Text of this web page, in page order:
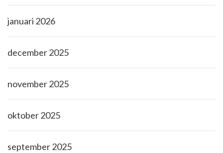
januari 2026
december 2025
november 2025
oktober 2025
september 2025